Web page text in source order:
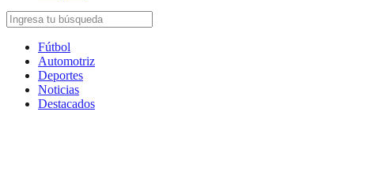
Fútbol
Automotriz
Deportes
Noticias
Destacados